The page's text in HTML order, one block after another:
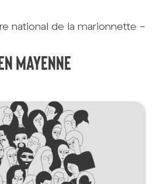
national de la marionnette -
Mayenne